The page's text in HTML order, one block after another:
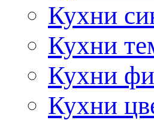
Кухни
Кухни
Кухни
Кухни